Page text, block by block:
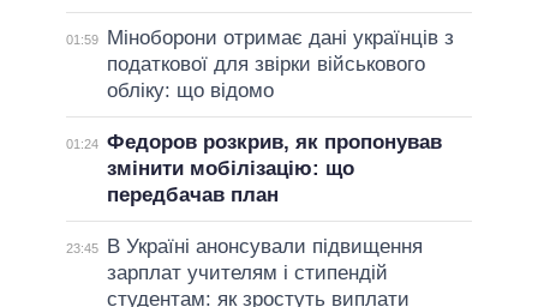
01:59
Міноборони отримає дані українців з
податкової для звірки військового
обліку: що відомо
01:24 Федоров розкрив, як пропонував
змінити мобілізацію: що
передбачав план
23:45
В Україні анонсували підвищення
зарплат учителям і стипендій
студентам: як зростуть виплати